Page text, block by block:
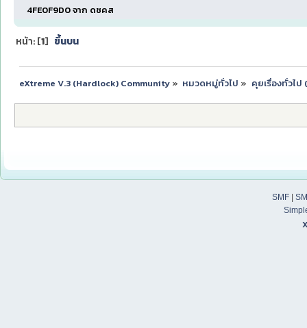
4FE0F9D0 จาก ดชคส
หน้า: [1] ขึ้นบน
eXtreme V.3 (Hardlock) Community» หมวดหมู่ทั่วไป » คุยเรื่องทั่วไป
SMF|